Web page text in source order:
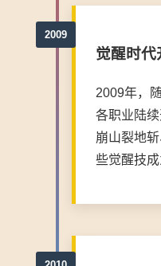
觉醒时代
2009年，
各职业陆
崩山裂地
些觉醒技成